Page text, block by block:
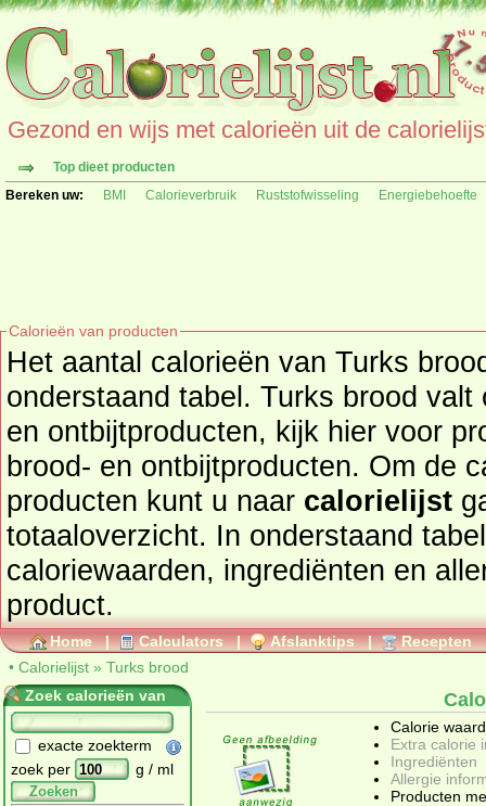
Gezond en wijs met calorieën uit de
Top dieet producten
Bereken uw:
BMI Calorieverbruik Ruststofwisseling Energiebehoefte
Calorieën van producten
Het aantal calorieën van Turks
onderstaand tabel. Turks brood valt onder
en ontbijtproducten, kijk hier voor
brood- en ontbijtproducten. Om de calorieën te bekijken van
producten kunt u naar calorielijst
totaaloverzicht. In onderstaand
caloriewaarden, ingrediënten en allergenen informatie van dit
product.
Home | Calculators | Afslanktips | Recepten
• Calorielijst » Turks brood
Zoek calorieën van
exacte zoekterm
zoek per
g / ml
Zoeken
Calorie
Extra calorie
Ingrediënten
Allergie
Producten